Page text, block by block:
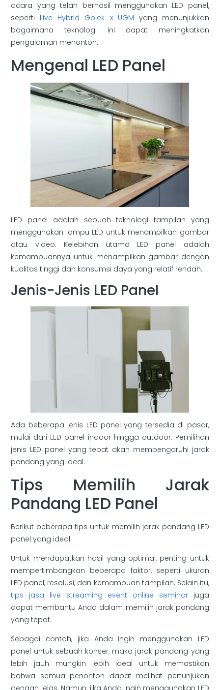
acara yang telah berhasil menggunakan LED panel,
seperti Live Hybrid Gojek x UGM yang menunjukkan
bagaimana teknologi ini dapat meningkatkan
pengalaman menonton.
Mengenal LED Panel
LED panel adalah sebuah teknologi tampilan yang
menggunakan lampu LED untuk menampilkan gambar
atau video. Kelebihan utama LED panel adalah
kemampuannya untuk menampilkan gambar dengan
kualitas tinggi dan konsumsi daya yang relatif rendah.
Jenis-Jenis LED Panel
Ada beberapa jenis LED panel yang tersedia di pasar,
mulai dari LED panel indoor hingga outdoor. Pemilihan
jenis LED panel yang tepat akan mempengaruhi jarak
pandang yang ideal.
Tips Memilih Jarak
Pandang LED Panel
Berikut beberapa tips untuk memilih jarak pandang LED
panel yang ideal:
Untuk mendapatkan hasil yang optimal, penting untuk
mempertimbangkan beberapa faktor, seperti ukuran
LED panel, resolusi, dan kemampuan tampilan. Selain itu,
tips jasa live streaming event online seminarjuga
dapat membantu Anda dalam memilih jarak pandang
yang tepat.
Sebagai contoh, jika Anda ingin menggunakan LED
panel untuk sebuah konser, maka jarak pandang yang
lebih jauh mungkin lebih ideal untuk memastikan
bahwa semua penonton dapat melihat pertunjukan